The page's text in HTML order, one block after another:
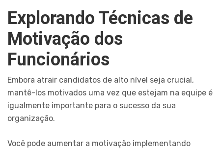
Explorando Técnicas de
Motivação dos
Funcionários
Embora atrair candidatos de alto nível seja crucial,
mantê-los motivados uma vez que estejam na equipe é
igualmente importante para o sucesso da sua
organização.
Você pode aumentar a motivação implementando